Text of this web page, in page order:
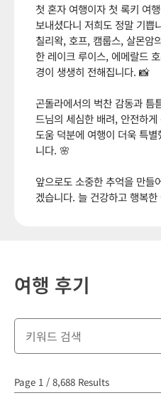
첫 혼자 여행이자 첫 록키 여
보내셨다니 저희도 정말 기
칠리왁, 호프, 캠룹스, 살몬암
한 레이크 루이스, 에메랄드
경이 생생히 전해집니다. 📸
곤돌라에서의 벅찬 감동과 틈
드님의 세심한 배려, 안전하
도움 덕분에 여행이 더욱 특
니다. 🌸
앞으로도 소중한 추억을 만들
겠습니다. 늘 건강하고 행복
여행 후기
Page 1 / 8,688 Results